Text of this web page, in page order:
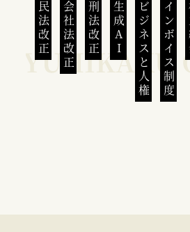
民法改正 会社法改正 刑法改正 生成AI ビジネスと人権インボイス制度